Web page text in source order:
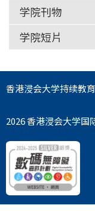
学院刊物
学院短片
香港浸会大学持续教
2026 香港浸会大学国